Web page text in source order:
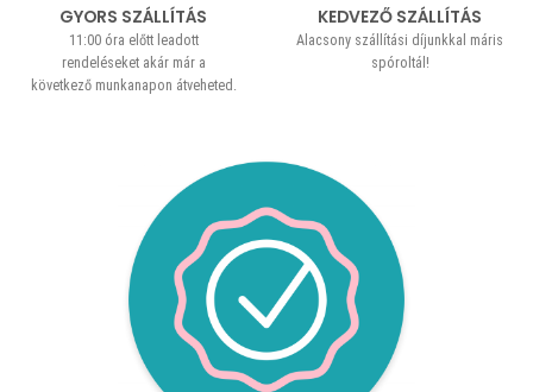
GYORS SZÁLLÍTÁS
11:00 óra előtt leadott
rendeléseket akár már a
következő munkanapon átveheted.
KEDVEZŐ SZÁLLÍTÁS
Alacsony szállítási díjunkkal máris
spóroltál!